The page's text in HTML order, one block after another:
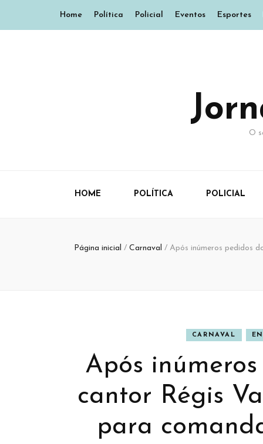
Home Política Policial Eventos Esportes
O
HOME POLÍTICA POLICIAL
Página inicial / Carnaval / Após inúmeros pedidos
CARNAVAL
Após
cantor Régis
para